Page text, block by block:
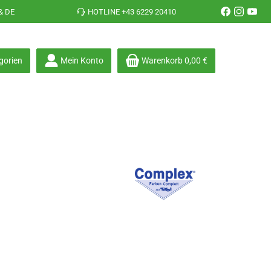
DE HOTLINE +43 6229 20410
Mein Konto Warenkorb0,00 €